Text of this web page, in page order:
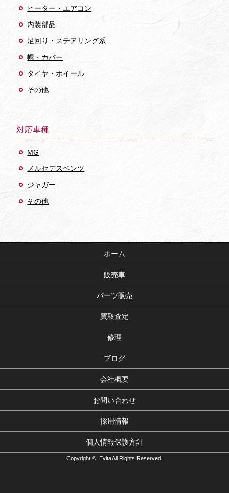
ヒーター・エアコン
内装部品
足回り・ステアリング系
幌・カバー
タイヤ・ホイール
その他
対応車種
MG
メルセデスベンツ
ジャガー
その他
ホーム
販売車
パーツ販売
買取査定
修理
ブログ
会社概要
お問い合わせ
採用情報
個人情報保護方針
Copyright © Evita All Rights Reserved.